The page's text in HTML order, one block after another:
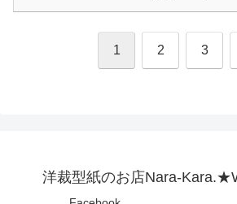
1 2 3
洋裁型紙のお店Nara-